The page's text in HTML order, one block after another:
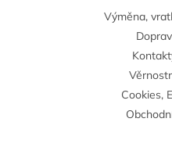
Výměna,
Cookies,